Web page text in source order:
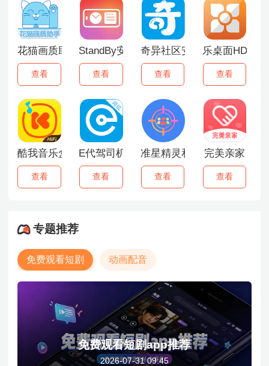
花猫画质助手
查看
StandBy安卓版
查看
奇异社区安卓版
查看
乐桌面HD最
查看
酷我音乐盒2015
查看
E代驾司机端
查看
准星精灵和平精英
查看
完美亲家
查看
专题推荐
免费观看短剧 动画配音
免费观看短剧app推荐
2026-07-31 09:45